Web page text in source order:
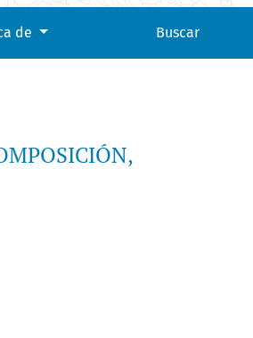
de Buscar